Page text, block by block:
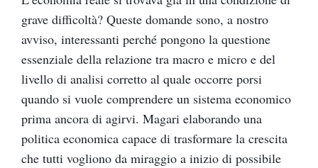
grave difficoltà? Queste domande sono, a nostro
avviso, interessanti perché pongono la questione
essenziale della relazione tra macro e micro e del
livello di analisi corretto al quale occorre porsi
quando si vuole comprendere un sistema economico
prima ancora di agirvi. Magari elaborando una
politica economica capace di trasformare la crescita
che tutti vogliono da miraggio a inizio di possibile